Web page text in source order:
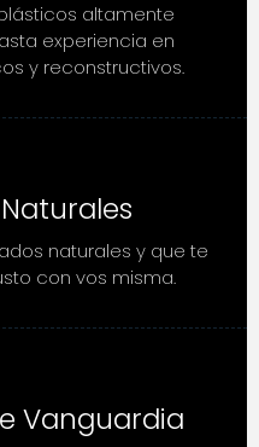
altamente
experiencia en
y reconstructivos.
naturales y que te
con vos misma.
Vanguardia